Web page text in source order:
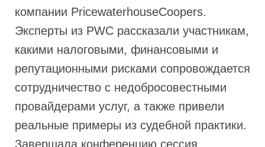
компании PricewaterhouseCoopers.
Эксперты из PWC рассказали участникам,
какими налоговыми, финансовыми и
репутационными рисками сопровождается
сотрудничество с недобросовестными
провайдерами услуг, а также привели
реальные примеры из судебной практики.
Завершала конференцию сессия